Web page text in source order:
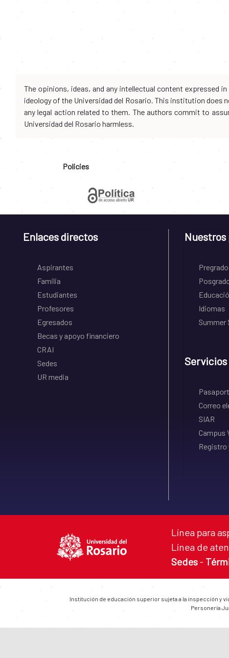
The opinions, ideas, and any intellectual content expressed
ideology of the Universidad del Rosario. This institution does
any legal action related to them. The authors commit to
Universidad del Rosario harmless.
Policies
Enlaces directos
Aspirantes
Familia
Estudiantes
Profesores
Egresados
Becas y apoyo financiero
CRAI
Sedes
UR media
Pregrado
Idiomas
Summer
Correo
SIAR
Campus
Registro
Línea para
Línea de
Sedes -
Institución de educación superior sujeta a la inspección y
Personería